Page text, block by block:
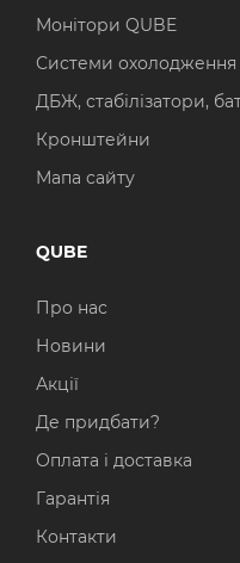
Монітори QUBE
Системи охолодження
ДБЖ, стабілізатори,
Кронштейни
Мапа сайту
QUBE
Про нас
Новини
Акції
Де придбати?
Оплата і доставка
Гарантія
Контакти